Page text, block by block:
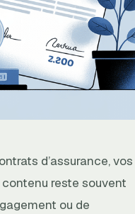
d’assurance, vos
reste souvent
ou de